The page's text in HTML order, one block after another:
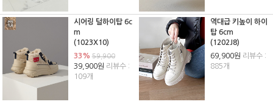
시어링 털하이탑 6c
m
(1023X10)
33%59,900
39,900원 리뷰수 :
109개
역대급 키높이 하이
탑 6cm
(1202J8)
69,900원 리뷰수 :
885개